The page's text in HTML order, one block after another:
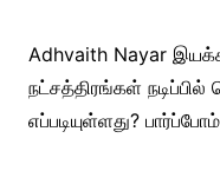
Adhvaith Nayar
நட்சத்திரங்கள்
எப்படியுள்ளது?